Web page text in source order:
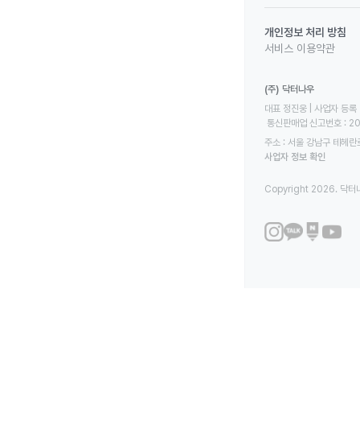
개인정보 처리 방침
서비스 이용약관
(주) 닥터나우
대표 정진웅 | 사업자
통신판매업 신고번호
주소 : 서울 강남구 테헤
사업자 정보 확인
Copyright 2026. 닥터